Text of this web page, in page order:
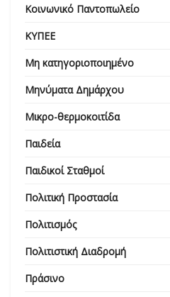
Κοινωνικό Παντοπωλείο
ΚΥΠΕΕ
Μη κατηγοριοποιημένο
Μηνύματα Δημάρχου
Μικρο-θερμοκοιτίδα
Παιδεία
Παιδικοί Σταθμοί
Πολιτική Προστασία
Πολιτισμός
Πολιτιστική Διαδρομή
Πράσινο